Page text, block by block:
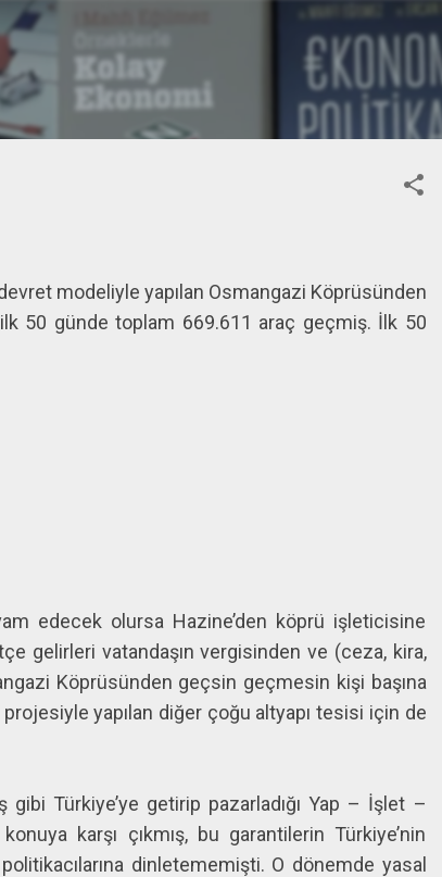
modeliyle yapılan Osmangazi Köprüsünden
50 günde toplam 669.611 araç geçmiş. İlk 50
edecek olursa Hazine’den köprü işleticisine
gelirleri vatandaşın vergisinden ve (ceza, kira,
Köprüsünden geçsin geçmesin kişi başına
yapılan diğer çoğu altyapı tesisi için de
gibi Türkiye’ye getirip pazarladığı Yap – İşlet –
karşı çıkmış, bu garantilerin Türkiye’nin
dinletememişti. O dönemde yasal